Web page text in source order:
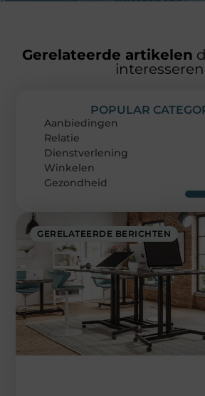
Gerelateerde artikelen
interesseren
GERELATEERDE BERICHTEN
POPULAR
Aanbiedingen
Relatie
Dienstverlening
Winkelen
Gezondheid